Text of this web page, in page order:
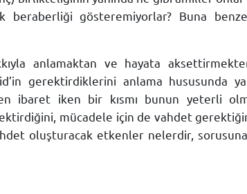
beraberliği gösteremiyorlar? Buna
anlamaktan ve hayata
gerektirdiklerini anlama hususunda
iken bir kısmı bunun yeterli
mücadele için de vahdet
oluşturacak etkenler nelerdir,